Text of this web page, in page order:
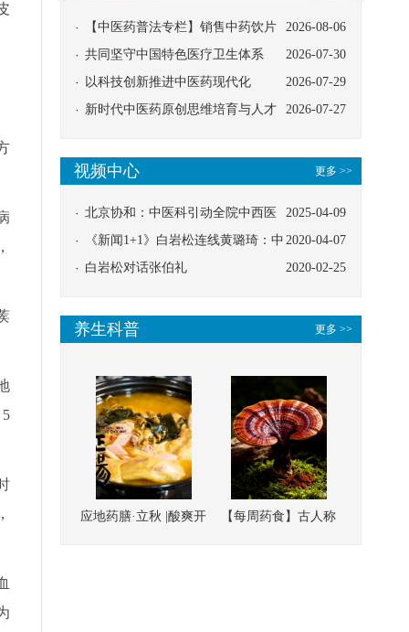
2026-08-06
【中医药普法专栏】销售中药饮片
应告知煎服方法及注意事项
2026-07-30
共同坚守中国特色医疗卫生体系
2026-07-29
以科技创新推进中医药现代化
2026-07-27
新时代中医药原创思维培育与人才
更多 >>
视频中心
2025-04-09
北京协和：中医科引动全院中西医
协同
2020-04-07
《新闻1+1》白岩松连线黄璐琦：中
医救治的临床效果
2020-02-25
白岩松对话张伯礼
更多 >>
养生科普
应地药膳·立秋 |酸爽开
【每周药食】古人称